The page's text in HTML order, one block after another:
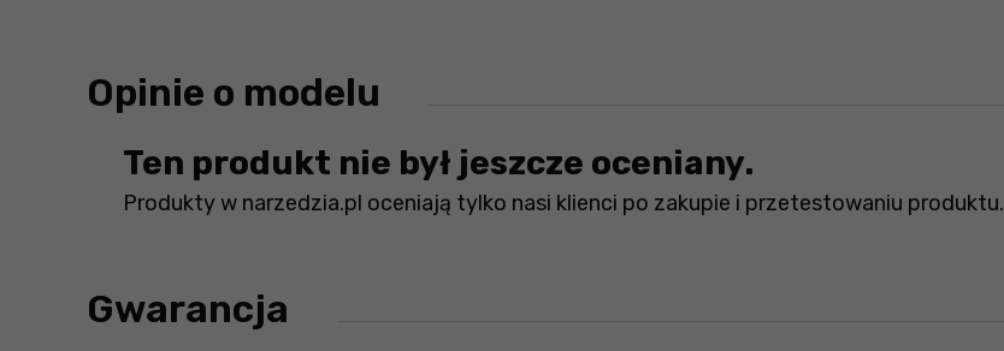
Opinie o modelu
Ten produkt nie był jeszcze oceniany.
Produkty w narzedzia.pl oceniają tylko nasi klienci po zakupie i przetestowaniu produktu.
Gwarancja